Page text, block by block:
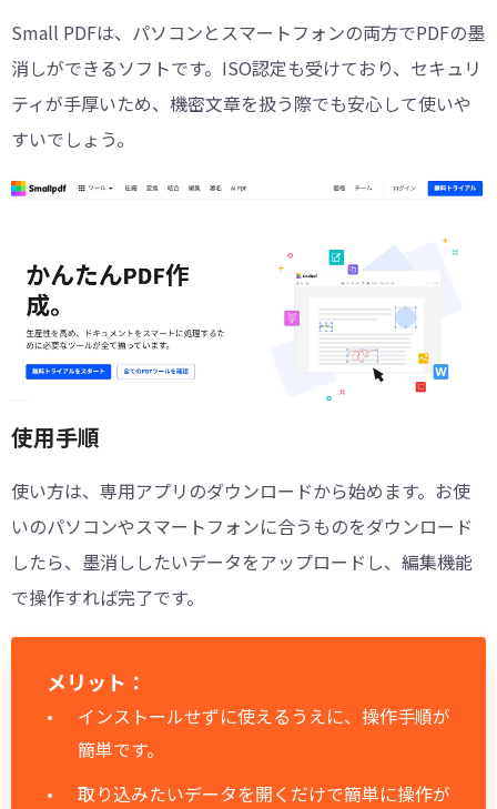
Small PDFは、パソコンとスマートフォンの両方でPDFの墨
消しができるソフトです。ISO認定も受けており、セキュリ
ティが手厚いため、機密文章を扱う際でも安心して使いや
すいでしょう。
使用手順
使い方は、専用アプリのダウンロードから始めます。お使
いのパソコンやスマートフォンに合うものをダウンロード
したら、墨消ししたいデータをアップロードし、編集機能
で操作すれば完了です。
メリット：
インストールせずに使えるうえに、操作手順が
簡単です。
取り込みたいデータを開くだけで簡単に操作が